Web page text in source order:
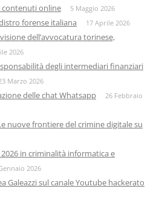
contenuti online 5 Maggio 2026
forense italiana 17 Aprile 2026
dell’avvocatura torinese,
2026
degli intermediari finanziari
Marzo 2026
delle chat Whatsapp
26 Febbraio
nuove frontiere del crimine digitale su
in criminalità informatica e
2026
Galeazzi sul canale Youtube hackerato